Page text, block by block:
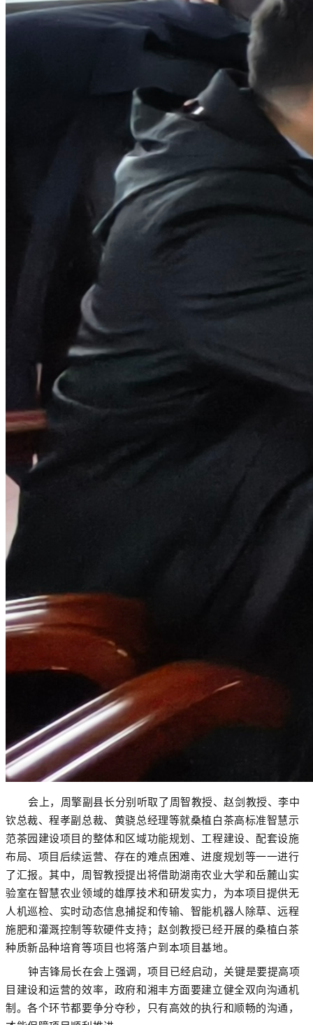
会上， 周擎副县长分别听取了周智教授、赵剑教授、李中
钦总裁、程孝副总裁、黄骁总经理等就桑植白茶高标准智慧示
范茶园建设项目的整体和区域功能规划、工程建设、配套设施
布局、项目后续运营、存在的难点困难、进度规划等一一进行
了汇报。其中，周智教授提出将借助湖南农业大学和岳麓山实
验室在智慧农业领域的雄厚技术和研发实力，为本项目提供无
人机巡检、实时动态信息捕捉和传输、智能机器人除草、远程
施肥和灌溉控制等软硬件支持；赵剑教授已经开展的桑植白茶
种质新品种培育等项目也将落户到本项目基地。
钟吉锋局长在会上强调，项目已经启动，关键是要提高项
目建设和运营的效率， 政府和湘丰方面要建立健全双向沟通机
制。各个环节都要争分夺秒，只有高效的执行和顺畅的沟通，